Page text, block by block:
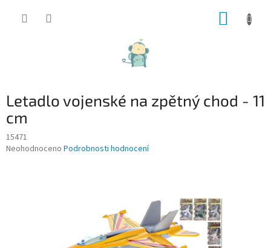
Letadlo vojenské na zpětný chod - 11
cm
15471
Průměrné
Neohodnoceno Podrobnosti hodnocení